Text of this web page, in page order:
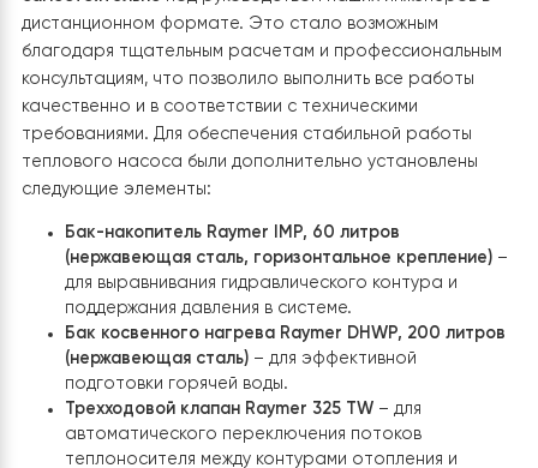
батарей через инвертор. Такой подход позволяет не
только существенно экономить средства, но и
зависимость от традиционных источников энергии.
Особенности реализации проекта
Монтаж системы осуществлялся заказчиком
самостоятельнопод руководством наших инженеров
дистанционном формате. Это стало возможным
благодаря тщательным расчетам и
консультациям, что позволило выполнить все работы
качественно и в соответствии с техническими
требованиями. Для обеспечения стабильной работы
теплового насоса были дополнительно установлены
следующие элементы:
Бак-накопитель Raymer IMP, 60 литров